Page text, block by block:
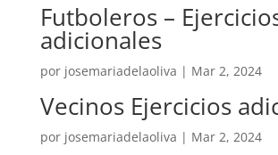
Futboleros –
adicionales
por josemariadelaoliva | Mar 2, 2024
Vecinos Ejercicios
por josemariadelaoliva | Mar 2, 2024